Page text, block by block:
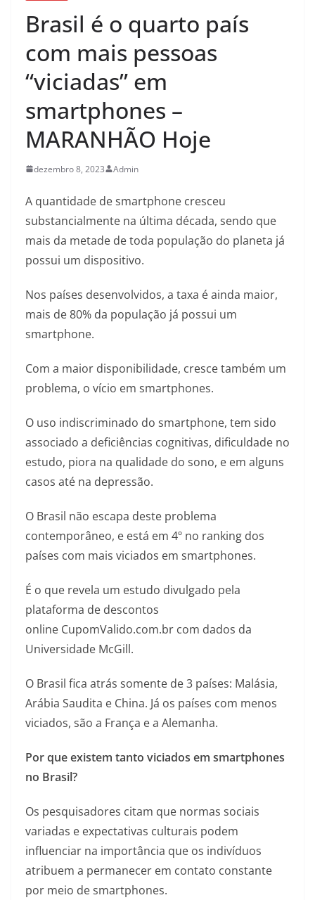
Brasil é o quarto país
com mais pessoas
“viciadas” em
smartphones –
MARANHÃO Hoje
dezembro 8, 2023 Admin
A quantidade de smartphone cresceu
substancialmente na última década, sendo que
mais da metade de toda população do planeta já
possui um dispositivo.
Nos países desenvolvidos, a taxa é ainda maior,
mais de 80% da população já possui um
smartphone.
Com a maior disponibilidade, cresce também um
problema, o vício em smartphones.
O uso indiscriminado do smartphone, tem sido
associado a deficiências cognitivas, dificuldade no
estudo, piora na qualidade do sono, e em alguns
casos até na depressão.
O Brasil não escapa deste problema
contemporâneo, e está em 4º no ranking dos
países com mais viciados em smartphones.
É o que revela um estudo divulgado pela
plataforma de descontos
online CupomValido.com.br com dados da
Universidade McGill.
O Brasil fica atrás somente de 3 países: Malásia,
Arábia Saudita e China. Já os países com menos
viciados, são a França e a Alemanha.
Por que existem tanto viciados em smartphones
no Brasil?
Os pesquisadores citam que normas sociais
variadas e expectativas culturais podem
influenciar na importância que os indivíduos
atribuem a permanecer em contato constante
por meio de smartphones.